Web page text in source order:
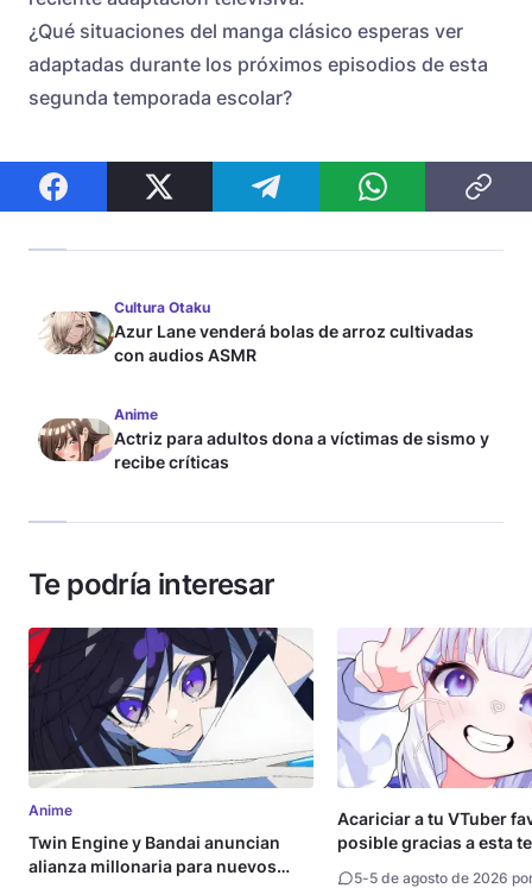
¿Qué situaciones del manga clásico esperas ver
adaptadas durante los próximos episodios de esta
segunda temporada escolar?
Cultura Otaku
Azur Lane venderá bolas de arroz cultivadas
con audios ASMR
Anime
Actriz para adultos dona a víctimas de sismo y
recibe críticas
Te podría interesar
Anime
Twin Engine y Bandai anuncian
alianza millonaria para nuevos
Acariciar a tu VTuber
posible gracias a esta
5-5 de agosto de 2026